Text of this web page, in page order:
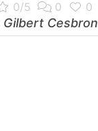
Gilbert Cesbron